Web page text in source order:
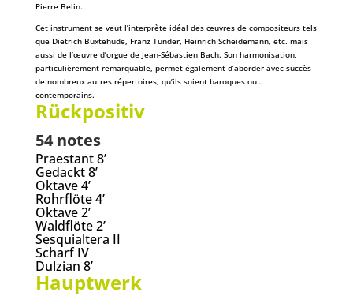
Pierre Belin.
Cet instrument se veut l’interprète idéal des œuvres de compositeurs tels
que Dietrich Buxtehude, Franz Tunder, Heinrich Scheidemann, etc. mais
aussi de l’œuvre d’orgue de Jean-Sébastien Bach. Son harmonisation,
particulièrement remarquable, permet également d’aborder avec succès
de nombreux autres répertoires, qu’ils soient baroques ou…
contemporains.
Rückpositiv
54 notes
Praestant 8’
Gedackt 8’
Oktave 4’
Rohrflöte 4’
Oktave 2’
Waldflöte 2’
Sesquialtera II
Scharf IV
Dulzian 8’
Hauptwerk